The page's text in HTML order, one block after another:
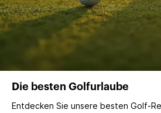
Die besten Golfurlaube
Entdecken Sie unsere besten Golf-